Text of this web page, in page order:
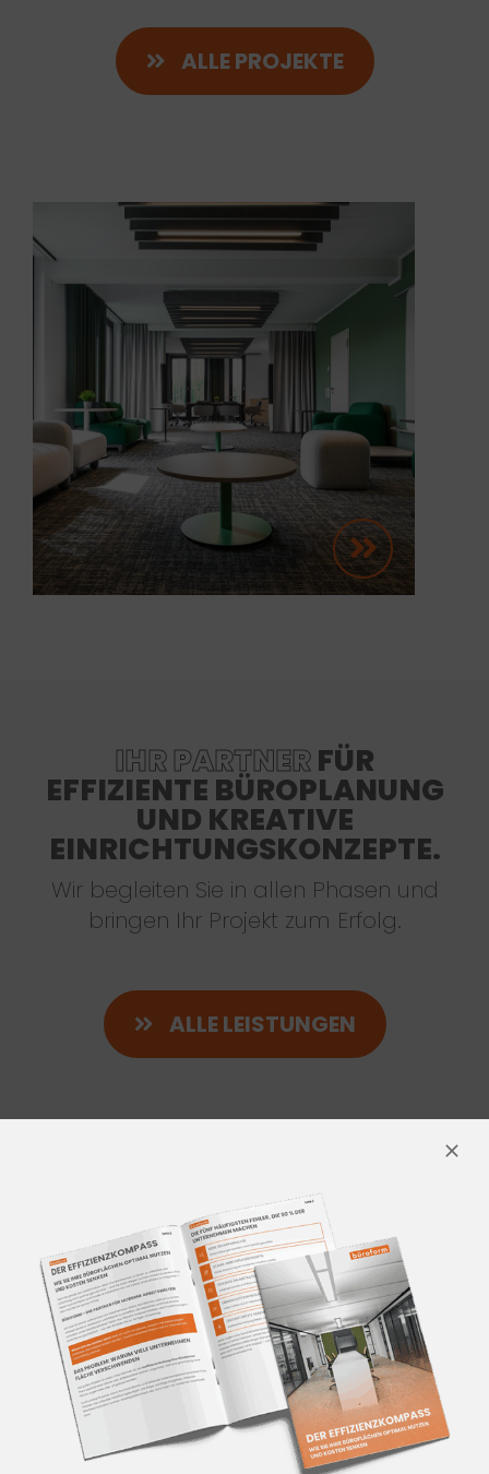
ALLE PROJEKTE
IHR PARTNERFÜR
EFFIZIENTE BÜROPLANUNG
UND KREATIVE
EINRICHTUNGSKONZEPTE.
Wir begleiten Sie in allen Phasen und
bringen Ihr Projekt zum Erfolg.
ALLE LEISTUNGEN